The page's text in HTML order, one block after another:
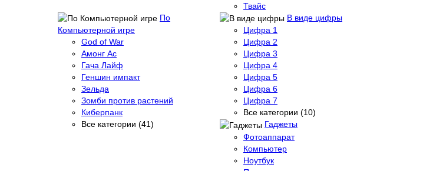
Твайс
По
Компьютерной игре
God of War
Амонг Ас
Гача Лайф
Геншин импакт
Зельда
Зомби против растений
Киберпанк
Все категории (41)
В виде цифры
Цифра 1
Цифра 2
Цифра 3
Цифра 4
Цифра 5
Цифра 6
Цифра 7
Все категории (10)
Гаджеты
Фотоаппарат
Компьютер
Ноутбук